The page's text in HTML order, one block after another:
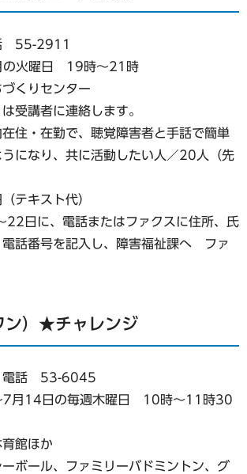
55-2911
の火曜日 19時～21時
くりセンター
受講者に連絡します。
住・在勤で、聴覚障害者と手話で簡単
になり、共に活動したい人／20人（先
テキスト代）
22日に、電話またはファクスに住所、氏
電話番号を記入し、障害福祉課へ ファ
ン）★チャレンジ
電話 53-6045
7月14日の毎週木曜日 10時～11時30
館ほか
ボール、ファミリーバドミントン、グ